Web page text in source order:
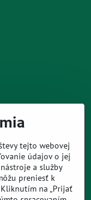
tejto webovej
údajov o jej
a služby
preniesť k
na „Prijať